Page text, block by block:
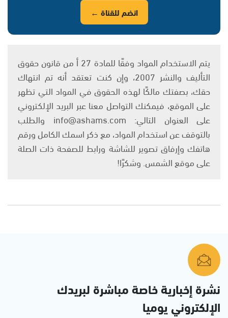
انضم للقناة ←
يتم الاستخدام المواد وفقًا للمادة 27 أ من قانون حقوق
التأليف والنشر 2007، وإن كنت تعتقد أنه تم انتهاك
حقك، بصفتك مالكًا لهذه الحقوق في المواد التي تظهر
على الموقع، فيمكنك التواصل معنا عبر البريد الإلكتروني
على العنوان التالي: info@ashams.com والطلب
بالتوقف عن استخدام المواد، مع ذكر اسمك الكامل ورقم
هاتفك وإرفاق تصوير للشاشة ورابط للصفحة ذات الصلة
على موقع الشمس. وشكرًا!
نشرة إخبارية خاصة مباشرة لبريدك
الإلكتروني يوميا